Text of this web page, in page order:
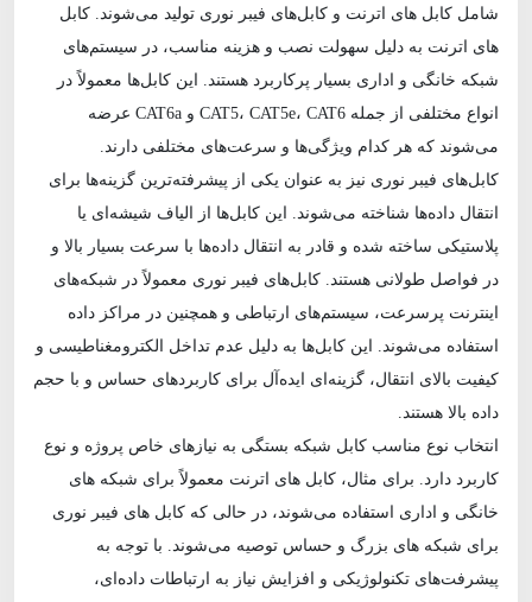
شامل کابل‌ های اترنت و کابل‌های فیبر نوری تولید می‌شوند. کابل‌
های اترنت به دلیل سهولت نصب و هزینه مناسب، در سیستم‌های
شبکه خانگی و اداری بسیار پرکاربرد هستند. این کابل‌ها معمولاً در
انواع مختلفی از جمله CAT5، CAT5e، CAT6 و CAT6a عرضه
می‌شوند که هر کدام ویژگی‌ها و سرعت‌های مختلفی دارند.
کابل‌های فیبر نوری نیز به عنوان یکی از پیشرفته‌ترین گزینه‌ها برای
انتقال داده‌ها شناخته می‌شوند. این کابل‌ها از الیاف شیشه‌ای یا
پلاستیکی ساخته شده و قادر به انتقال داده‌ها با سرعت بسیار بالا و
در فواصل طولانی هستند. کابل‌های فیبر نوری معمولاً در شبکه‌های
اینترنت پرسرعت، سیستم‌های ارتباطی و همچنین در مراکز داده
استفاده می‌شوند. این کابل‌ها به دلیل عدم تداخل الکترومغناطیسی و
کیفیت بالای انتقال، گزینه‌ای ایده‌آل برای کاربردهای حساس و با حجم
داده بالا هستند.
انتخاب نوع مناسب کابل شبکه بستگی به نیازهای خاص پروژه و نوع
کاربرد دارد. برای مثال، کابل‌ های اترنت معمولاً برای شبکه‌ های
خانگی و اداری استفاده می‌شوند، در حالی که کابل‌ های فیبر نوری
برای شبکه‌ های بزرگ و حساس توصیه می‌شوند. با توجه به
پیشرفت‌های تکنولوژیکی و افزایش نیاز به ارتباطات داده‌ای،